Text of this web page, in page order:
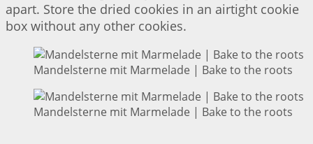
apart. Store the dried cookies in an airtight cookie
box without any other cookies.
Mandelsterne mit Marmelade | Bake to the roots
Mandelsterne mit Marmelade | Bake to the roots